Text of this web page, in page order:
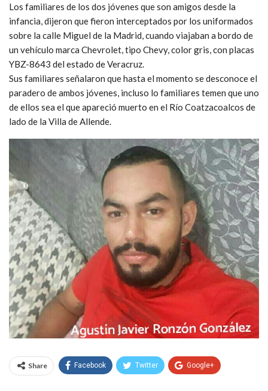
Los familiares de los dos jóvenes que son amigos desde la
infancia, dijeron que fieron interceptados por los uniformados
sobre la calle Miguel de la Madrid, cuando viajaban a bordo de
un vehículo marca Chevrolet, tipo Chevy, color gris, con placas
YBZ-8643 del estado de Veracruz.
Sus familiares señalaron que hasta el momento se desconoce el
paradero de ambos jóvenes, incluso lo familiares temen que uno
de ellos sea el que apareció muerto en el Río Coatzacoalcos de
lado de la Villa de Allende.
Share Facebook Twitter Google+